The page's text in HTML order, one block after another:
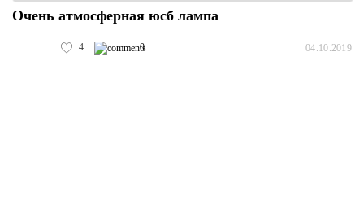
Очень атмосферная юсб лампа
4 0 04.10.2019